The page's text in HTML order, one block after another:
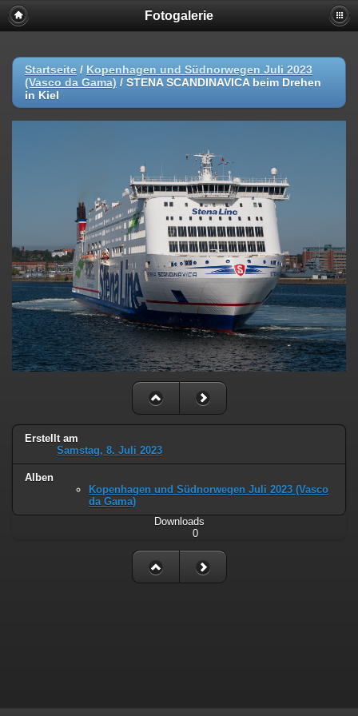
Fotogalerie
Startseite / Kopenhagen und Südnorwegen Juli 2023
(Vasco da Gama) / STENA SCANDINAVICA beim Drehen
in Kiel
Erstellt am
Samstag, 8. Juli 2023
Alben
Kopenhagen und Südnorwegen Juli 2023 (Vasco
da Gama)
Downloads
0